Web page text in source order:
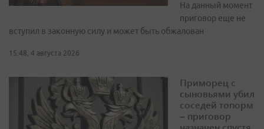
На данный момент
приговор еще не
вступил в законную силу и может быть обжалован
15:48, 4 августа 2026
Приморец с
сыновьями убил
соседей топорм
– приговор